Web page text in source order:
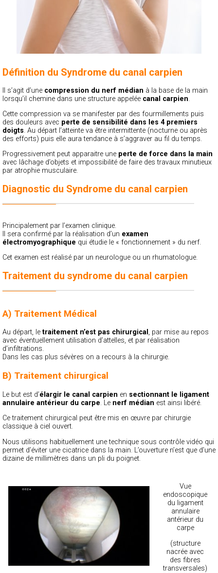
Définition du Syndrome du canal carpien
Il s’agit d’une compression du nerf médian à la base de la main
lorsqu’il chemine dans une structure appelée canal carpien.
Cette compression va se manifester par des fourmillements puis
des douleurs avec perte de sensibilité dans les 4 premiers
doigts. Au départ l’atteinte va être intermittente (nocturne ou après
des efforts) puis elle aura tendance à s’aggraver au fil du temps.
Progressivement peut apparaitre une perte de force dans la main
avec lâchage d’objets et impossibilité de faire des travaux minutieux
par atrophie musculaire.
Diagnostic du Syndrome du canal carpien
Principalement par l’examen clinique.
Il sera confirmé par la réalisation d’un examen
électromyographique qui étudie le « fonctionnement » du nerf.
Cet examen est réalisé par un neurologue ou un rhumatologue.
Traitement du syndrome du canal carpien
A) Traitement Médical
Au départ, letraitement n’est pas chirurgical, par mise au repos
avec éventuellement utilisation d’attelles, et par réalisation
d’infiltrations.
Dans les cas plus sévères on a recours à la chirurgie.
B) Traitement chirurgical
Le but est d’élargir le canal carpien en sectionnant le ligament
annulaire antérieur du carpe. Le nerf médian est ainsi libéré.
Ce traitement chirurgical peut être mis en œuvre par chirurgie
classique à ciel ouvert.
Nous utilisons habituellement une technique sous contrôle vidéo qui
permet d’éviter une cicatrice dans la main. L’ouverture n’est que d’une
dizaine de millimètres dans un pli du poignet.
Vue
endoscopique
du ligament
annulaire
antérieur du
carpe
(structure
nacrée avec
des fibres
transversales)